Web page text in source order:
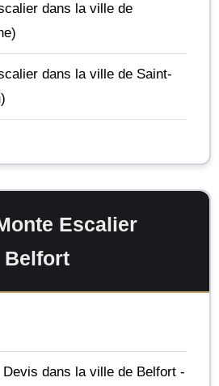
dans la ville de
dans la ville de Saint-
Escalier
Belfort
dans la ville de Belfort -